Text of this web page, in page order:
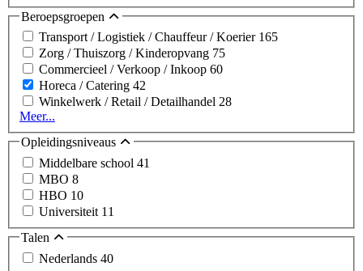
Beroepsgroepen
Transport / Logistiek / Chauffeur / Koerier 165
Zorg / Thuiszorg / Kinderopvang 75
Commercieel / Verkoop / Inkoop 60
Horeca / Catering 42
Winkelwerk / Retail / Detailhandel 28
Meer...
Opleidingsniveaus
Middelbare school 41
MBO 8
HBO 10
Universiteit 11
Talen
Nederlands 40